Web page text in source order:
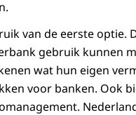
van de eerste optie.
gebruik kunnen
wat hun eigen
voor banken. Ook